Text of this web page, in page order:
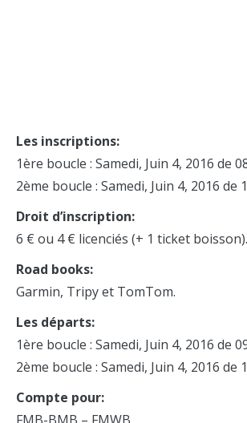
Les inscriptions:
1ère boucle : Samedi, Juin 4, 2016 de
2ème boucle : Samedi, Juin 4, 2016 de
Droit d’inscription:
6 € ou 4 € licenciés (+ 1 ticket boisson).
Road books:
Garmin, Tripy et TomTom.
Les départs:
1ère boucle : Samedi, Juin 4, 2016 de
2ème boucle : Samedi, Juin 4, 2016 de
Compte pour: